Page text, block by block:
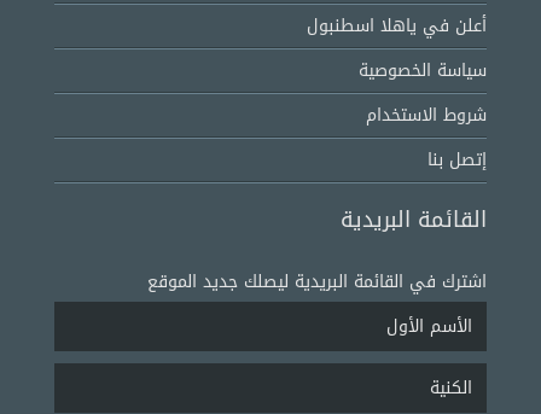
أعلن في ياهلا اسطنبول
سياسة الخصوصية
شروط الاستخدام
إتصل بنا
القائمة البريدية
اشترك في القائمة البريدية ليصلك جديد الموقع